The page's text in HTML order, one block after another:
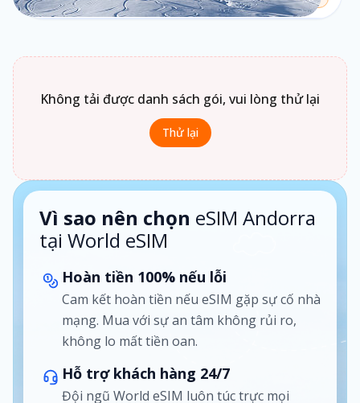
Không tải được danh sách gói, vui lòng thử lại
Thử lại
Vì sao nên chọn eSIM Andorra
tại World eSIM
Hoàn tiền 100% nếu lỗi
Cam kết hoàn tiền nếu eSIM gặp sự cố nhà
mạng. Mua với sự an tâm không rủi ro,
không lo mất tiền oan.
Hỗ trợ khách hàng 24/7
Đội ngũ World eSIM luôn túc trực mọi